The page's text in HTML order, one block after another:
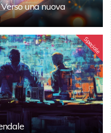
una nuova
Speciale